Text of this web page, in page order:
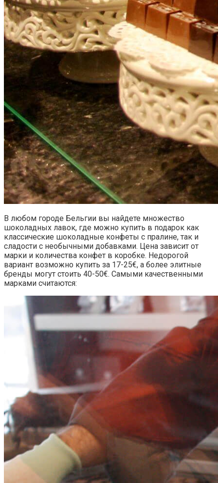
В любом городе Бельгии вы найдете множество
шоколадных лавок, где можно купить в подарок как
классические шоколадные конфеты с пралине, так и
сладости с необычными добавками. Цена зависит от
марки и количества конфет в коробке. Недорогой
вариант возможно купить за 17-25€, а более элитные
бренды могут стоить 40-50€. Самыми качественными
марками считаются: